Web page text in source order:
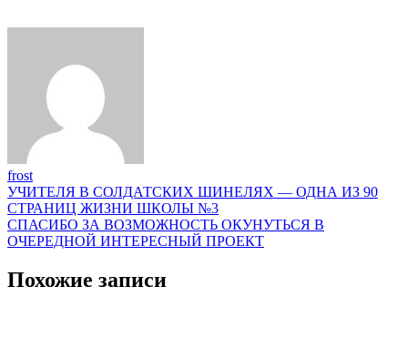
frost
Навигация
по
записям
УЧИТЕЛЯ В СОЛДАТСКИХ ШИНЕЛЯХ — ОДНА ИЗ 90
СТРАНИЦ ЖИЗНИ ШКОЛЫ №3
СПАСИБО ЗА ВОЗМОЖНОСТЬ ОКУНУТЬСЯ В
ОЧЕРЕДНОЙ ИНТЕРЕСНЫЙ ПРОЕКТ
Похожие записи